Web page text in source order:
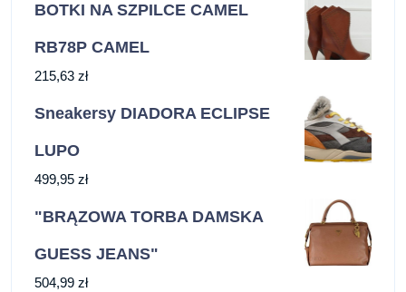
BOTKI NA SZPILCE CAMEL
RB78P CAMEL
215,63 zł
Sneakersy DIADORA ECLIPSE
LUPO
499,95 zł
"BRĄZOWA TORBA DAMSKA
GUESS JEANS"
504,99 zł